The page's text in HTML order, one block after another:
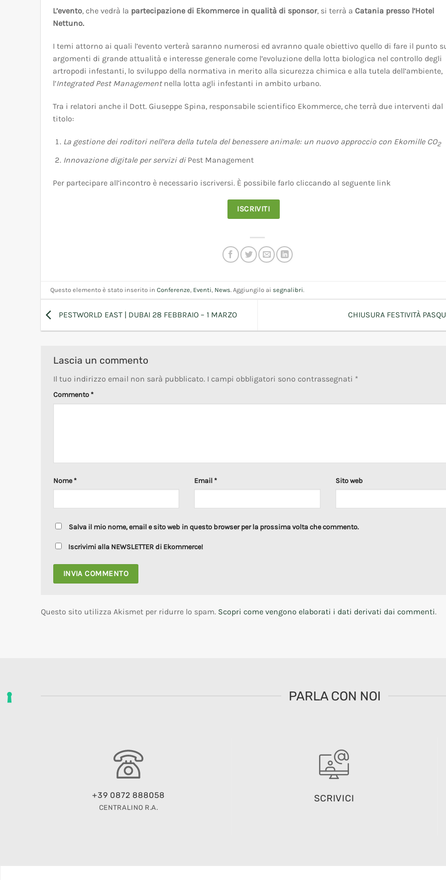
L’evento, che vedrà la partecipazione di Ekommerce in qualità di sponsor, si terrà a Catania presso l’Hotel
Nettuno.
I temi attorno ai quali l’evento verterà saranno numerosi ed avranno quale obiettivo quello di fare il punto
argomenti di grande attualità e interesse generale come l’evoluzione della lotta biologica nel controllo degli
artropodi infestanti, lo sviluppo della normativa in merito alla sicurezza chimica e alla tutela dell’ambiente,
l’Integrated Pest Managementnella lotta agli infestanti in ambito urbano.
Tra i relatori anche il Dott. Giuseppe Spina, responsabile scientifico Ekommerce, che terrà due interventi dal
titolo:
La gestione dei roditori nell’era della tutela del benessere animale: un nuovo approccio con Ekomille CO2
Innovazione digitale per servizi di Pest Management
Per partecipare all’incontro è necessario iscriversi. È possibile farlo cliccando al seguente link
ISCRIVITI
Questo elemento è stato inserito inConferenze Eventi News. Aggiungilo aisegnalibri.
PESTWORLD EAST | DUBAI 28 FEBBRAIO – 1 MARZO CHIUSURA FESTIVITÀ
Lascia un commento
Il tuo indirizzo email non sarà pubblicato. I campi obbligatori sono contrassegnati *
Commento *
Nome* Email * Sito web
Salva il mio nome, email e sito web in questo browser per la prossima volta che commento.
Iscrivimi alla NEWSLETTER di Ekommerce!
Questo sito utilizza Akismet per ridurre lo spam. Scopri come vengono elaborati i dati derivati dai commenti.
PARLA CON NOI
+39 0872 888058
CENTRALINO R.A.
SCRIVICI